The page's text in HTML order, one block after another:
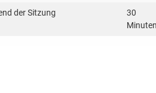
in Teil 2 kann
gewährt werden, wenn
Kosten bei
der Sitzung
30
Minuten